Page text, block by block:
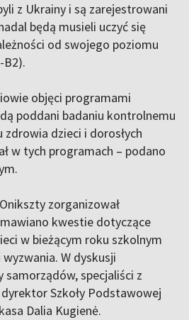
z Ukrainy i są zarejestrowani
będą musieli uczyć się
od swojego poziomu
B2).
objęci programami
poddani badaniu kontrolnemu
dzieci i dorosłych
w tych programach – podano
zorganizował
kwestie dotyczące
w bieżącym roku szkolnym
W dyskusji
specjaliści z
Szkoły Podstawowej
Dalia Kugienė.